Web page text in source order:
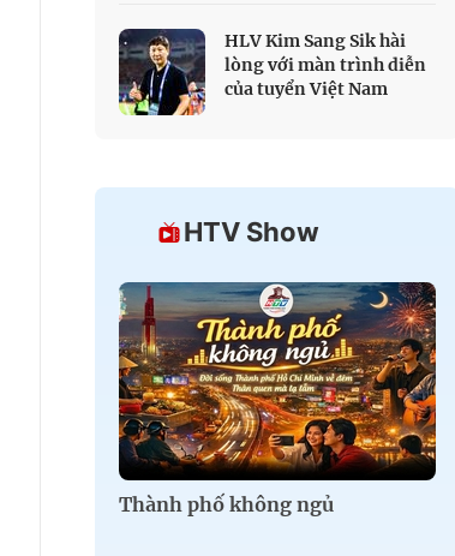
HLV Kim Sang Sik hài
lòng với màn trình diễn
của tuyển Việt Nam
HTV Show
Thành phố không ngủ